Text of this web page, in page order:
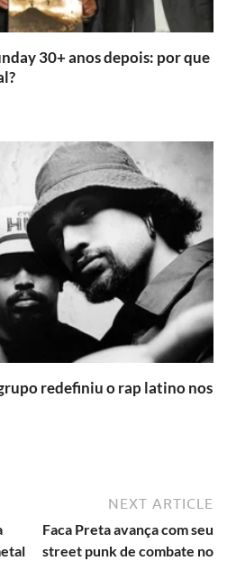
30+ anos depois: por que
redefiniu o rap latino nos
NEXT ARTICLE
Faca Preta avança com seu
street punk de combate no